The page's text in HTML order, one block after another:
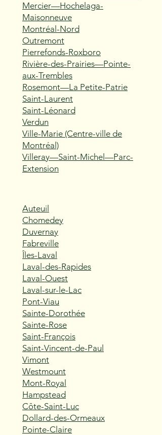
Mercier—Hochelaga-
Maisonneuve
Montréal-Nord
Outremont
Pierrefonds-Roxboro
Rivière-des-Prairies—Pointe-
aux-Trembles
Rosemont—La Petite-Patrie
Saint-Laurent
Saint-Léonard
Verdun
Ville-Marie (Centre-ville de
Montréal)
Villeray—Saint-Michel—Parc-
Extension
Auteuil
Chomedey
Duvernay
Fabreville
Îles-Laval
Laval-des-Rapides
Laval-Ouest
Laval-sur-le-Lac
Pont-Viau
Sainte-Dorothée
Sainte-Rose
Saint-François
Saint-Vincent-de-Paul
Vimont
Westmount
Mont-Royal
Hampstead
Côte-Saint-Luc
Dollard-des-Ormeaux
Pointe-Claire